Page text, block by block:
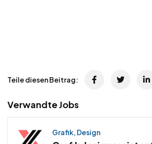
Teile diesen Beitrag:
Verwandte Jobs
Grafik, Design